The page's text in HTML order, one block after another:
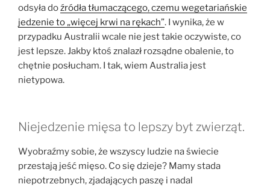
odsyła doźródła tłumaczącego, czemu wegetariańskie
jedzenie to „więcej krwi na rękach”. I wynika, że w
przypadku Australii wcale nie jest takie oczywiste, co
jest lepsze. Jakby ktoś znalazł rozsądne obalenie, to
chętnie posłucham. I tak, wiem Australia jest
nietypowa.
Niejedzenie mięsa to lepszy byt zwierząt.
Wyobraźmy sobie, że wszyscy ludzie na świecie
przestają jeść mięso. Co się dzieje? Mamy stada
niepotrzebnych, zjadających paszę i nadal